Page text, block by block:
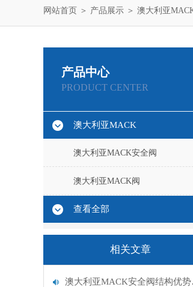
网站首页 ＞ 产品展示 ＞ 澳大利亚
产品中心
PRODUCT CENTER
澳大利亚MACK
澳大利亚MACK安全阀
澳大利亚MACK阀
查看全部
相关文章
澳大